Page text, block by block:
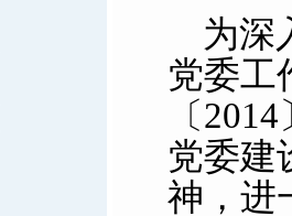
为深
党委工
〔2014
党委建
神，进